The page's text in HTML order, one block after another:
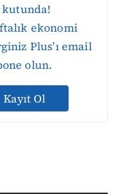
ekonomi
Plus’ı email
olun.
Kayıt Ol